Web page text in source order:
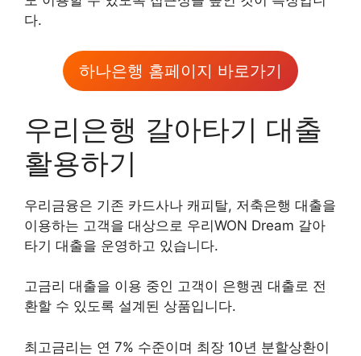
다.
하나은행 홈페이지 바로가기
우리은행 갈아타기 대출
활용하기
우리금융은 기존 카드사나 캐피탈, 저축은행 대출을
이용하는 고객을 대상으로 우리WON Dream 갈아
타기 대출을 운영하고 있습니다.
고금리 대출을 이용 중인 고객이 은행권 대출로 전
환할 수 있도록 설계된 상품입니다.
최고금리는 연 7% 수준이며 최장 10년 분할상환이